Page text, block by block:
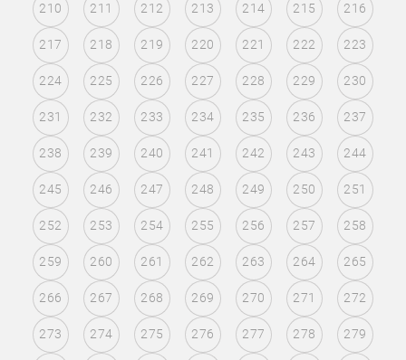
210 211 212 213 214 215 216
217 218 219 220 221 222 223
224 225 226 227 228 229 230
231 232 233 234 235 236 237
238 239 240 241 242 243 244
245 246 247 248 249 250 251
252 253 254 255 256 257 258
259 260 261 262 263 264 265
266 267 268 269 270 271 272
273 274 275 276 277 278 279